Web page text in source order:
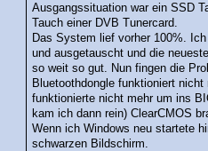
Ausgangssituation war ein SSD
Tauch einer DVB Tunercard.
Das System lief vorher 100%.
und ausgetauscht und die
so weit so gut. Nun fingen die
Bluetoothdongle funktioniert
funktionierte nicht mehr um ins
kam ich dann rein) ClearCMOS
Wenn ich Windows neu startete
schwarzen Bildschirm.